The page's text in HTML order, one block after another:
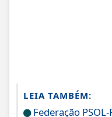
LEIA TAMBÉM:
Federação